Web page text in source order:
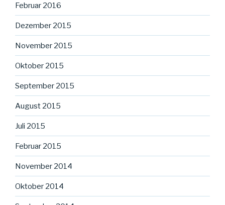
Februar 2016
Dezember 2015
November 2015
Oktober 2015
September 2015
August 2015
Juli 2015
Februar 2015
November 2014
Oktober 2014